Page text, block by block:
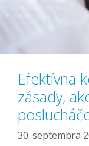
Efektívna
zásady,
30. septembra